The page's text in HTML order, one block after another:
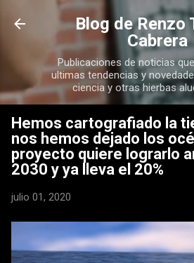
Ir al contenido
Blog de Renzo
Cabrera
Publicaciones de noticias
ultimas tendencias y
ciencia y otras hierbas
Hemos cartografiado la
nos hemos dejado los
proyecto quiere lograrlo
2030 y ya lleva el 20%
julio 01, 2020